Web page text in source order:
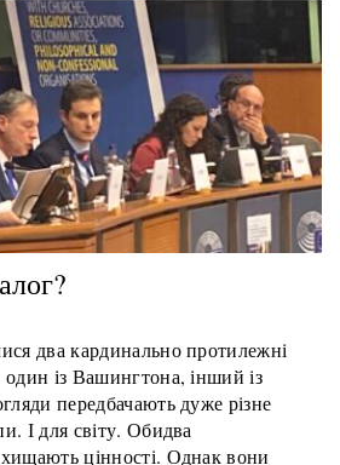
два кардинально протилежні
із Вашингтона, інший із
передбачають дуже різне